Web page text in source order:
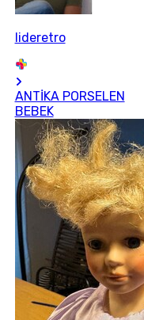
lideretro
ANTİKA PORSELEN
BEBEK